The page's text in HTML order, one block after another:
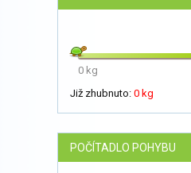
0 kg
Již zhubnuto: 0 kg
POČÍTADLO POHYBU